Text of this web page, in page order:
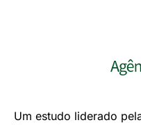
Um estudo liderado